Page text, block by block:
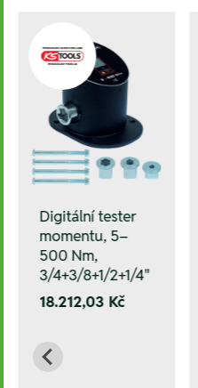
Digitální tester
momentu, 5–
500 Nm,
3/4+3/8+1/2+1/4"
18.212,03 Kč